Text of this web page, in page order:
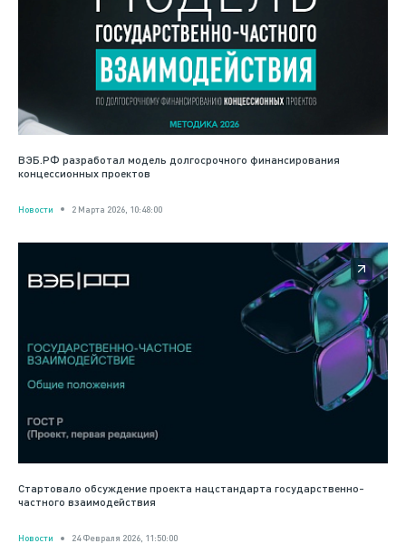
ВЭБ.РФ разработал модель долгосрочного финансирования
концессионных проектов
Новости 2 Марта 2026, 10:48:00
Стартовало обсуждение проекта нацстандарта государственно-
частного взаимодействия
Новости 24 Февраля 2026, 11:50:00